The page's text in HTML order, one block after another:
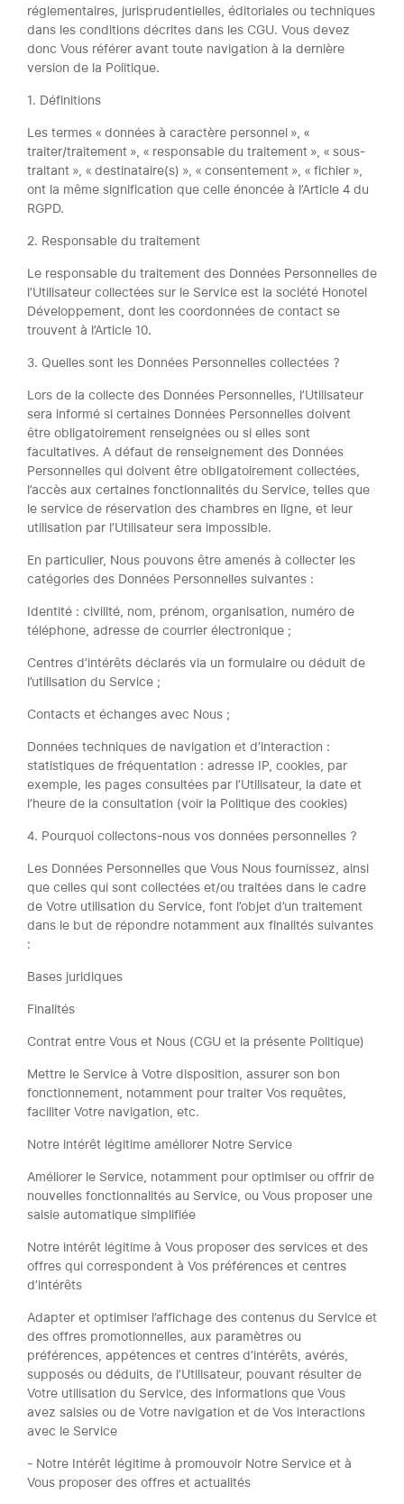
réglementaires, jurisprudentielles, éditoriales ou techniques
dans les conditions décrites dans les CGU. Vous devez
donc Vous référer avant toute navigation à la dernière
version de la Politique.
1. Définitions
Les termes « données à caractère personnel », «
traiter/traitement », « responsable du traitement », « sous-
traitant », « destinataire(s) », « consentement », « fichier »,
ont la même signification que celle énoncée à l’Article 4 du
RGPD.
2. Responsable du traitement
Le responsable du traitement des Données Personnelles de
l’Utilisateur collectées sur le Service est la société Honotel
Développement, dont les coordonnées de contact se
trouvent à l’Article 10.
3. Quelles sont les Données Personnelles collectées ?
Lors de la collecte des Données Personnelles, l’Utilisateur
sera informé si certaines Données Personnelles doivent
être obligatoirement renseignées ou si elles sont
facultatives. A défaut de renseignement des Données
Personnelles qui doivent être obligatoirement collectées,
l’accès aux certaines fonctionnalités du Service, telles que
le service de réservation des chambres en ligne, et leur
utilisation par l’Utilisateur sera impossible.
En particulier, Nous pouvons être amenés à collecter les
catégories des Données Personnelles suivantes :
Identité : civilité, nom, prénom, organisation, numéro de
téléphone, adresse de courrier électronique ;
Centres d’intérêts déclarés via un formulaire ou déduit de
l’utilisation du Service ;
Contacts et échanges avec Nous ;
Données techniques de navigation et d’interaction :
statistiques de fréquentation : adresse IP, cookies, par
exemple, les pages consultées par l’Utilisateur, la date et
l’heure de la consultation (voir la Politique des cookies)
4. Pourquoi collectons-nous vos données personnelles ?
Les Données Personnelles que Vous Nous fournissez, ainsi
que celles qui sont collectées et/ou traitées dans le cadre
de Votre utilisation du Service, font l’objet d’un traitement
dans le but de répondre notamment aux finalités suivantes
:
Bases juridiques
Finalités
Contrat entre Vous et Nous (CGU et la présente Politique)
Mettre le Service à Votre disposition, assurer son bon
fonctionnement, notamment pour traiter Vos requêtes,
faciliter Votre navigation, etc.
Notre intérêt légitime améliorer Notre Service
Améliorer le Service, notamment pour optimiser ou offrir de
nouvelles fonctionnalités au Service, ou Vous proposer une
saisie automatique simplifiée
Notre intérêt légitime à Vous proposer des services et des
offres qui correspondent à Vos préférences et centres
d’intérêts
Adapter et optimiser l’affichage des contenus du Service et
des offres promotionnelles, aux paramètres ou
préférences, appétences et centres d’intérêts, avérés,
supposés ou déduits, de l’Utilisateur, pouvant résulter de
Votre utilisation du Service, des informations que Vous
avez saisies ou de Votre navigation et de Vos interactions
avec le Service
- Notre Intérêt légitime à promouvoir Notre Service et à
Vous proposer des offres et actualités